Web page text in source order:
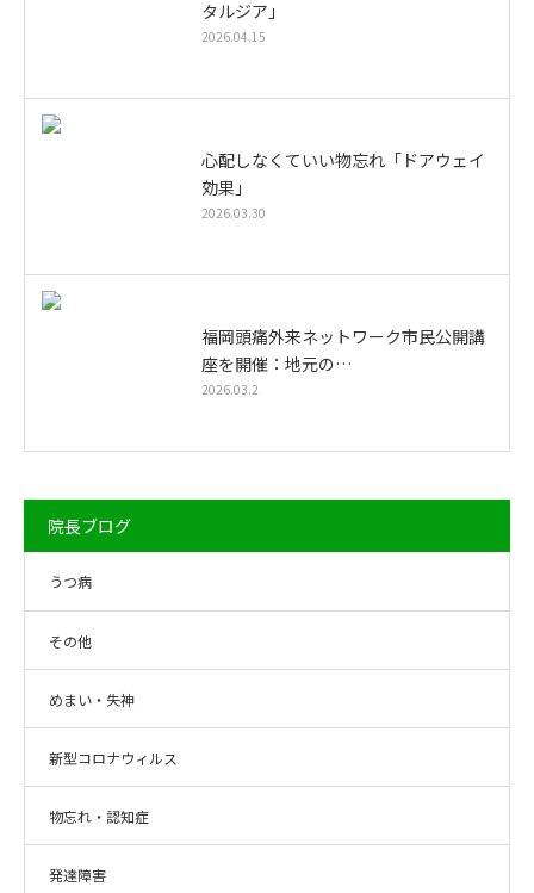
タルジア」
2026.04.15
心配しなくていい物忘れ「ドアウェイ
効果」
2026.03.30
福岡頭痛外来ネットワーク市民公開講
座を開催：地元の…
2026.03.2
院長ブログ
うつ病
その他
めまい・失神
新型コロナウィルス
物忘れ・認知症
発達障害